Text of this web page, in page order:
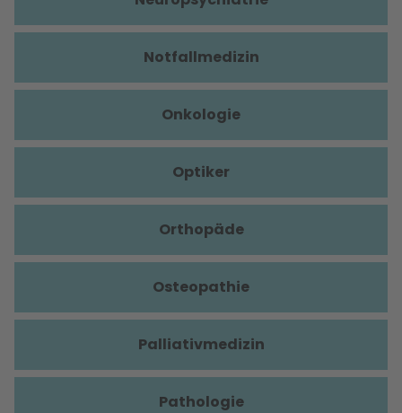
Notfallmedizin
Onkologie
Optiker
Orthopäde
Osteopathie
Palliativmedizin
Pathologie